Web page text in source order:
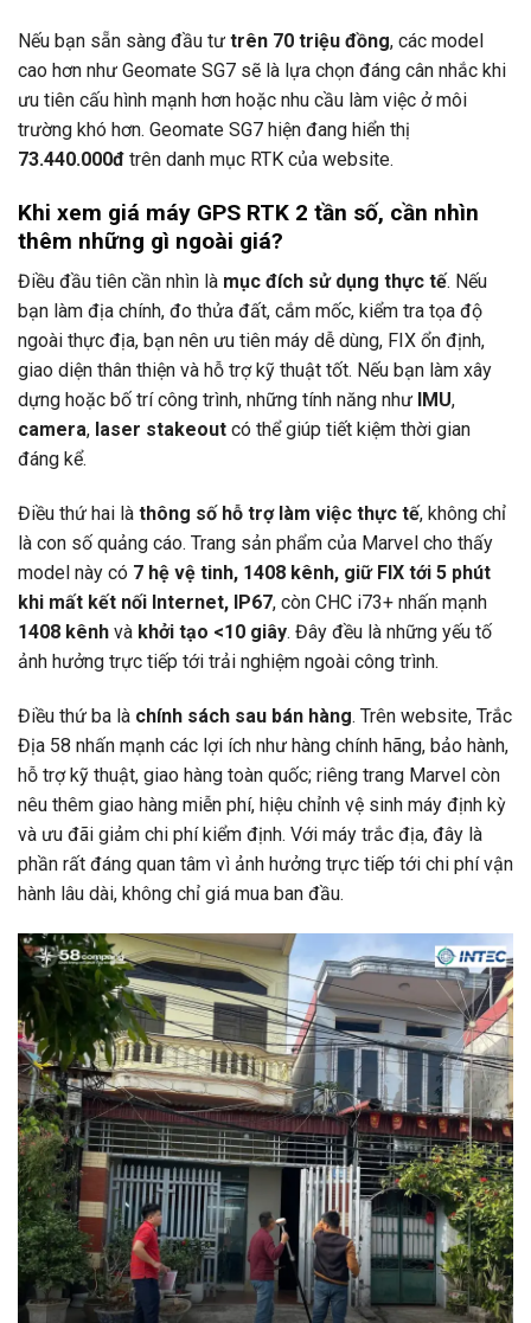
Nếu bạn sẵn sàng đầu tư trên 70 triệu đồng, các model
cao hơn như Geomate SG7 sẽ là lựa chọn đáng cân nhắc khi
ưu tiên cấu hình mạnh hơn hoặc nhu cầu làm việc ở môi
trường khó hơn. Geomate SG7 hiện đang hiển thị
73.440.000đ trên danh mục RTK của website.
Khi xem giá máy GPS RTK 2 tần số, cần nhìn
thêm những gì ngoài giá?
Điều đầu tiên cần nhìn là mục đích sử dụng thực tế. Nếu
bạn làm địa chính, đo thửa đất, cắm mốc, kiểm tra tọa độ
ngoài thực địa, bạn nên ưu tiên máy dễ dùng, FIX ổn định,
giao diện thân thiện và hỗ trợ kỹ thuật tốt. Nếu bạn làm xây
dựng hoặc bố trí công trình, những tính năng như IMU,
camera, laser stakeout có thể giúp tiết kiệm thời gian
đáng kể.
Điều thứ hai là thông số hỗ trợ làm việc thực tế, không chỉ
là con số quảng cáo. Trang sản phẩm của Marvel cho thấy
model này có 7 hệ vệ tinh, 1408 kênh, giữ FIX tới 5 phút
khi mất kết nối Internet, IP67, còn CHC i73+ nhấn mạnh
1408 kênh và khởi tạo <10 giây. Đây đều là những yếu tố
ảnh hưởng trực tiếp tới trải nghiệm ngoài công trình.
Điều thứ ba là chính sách sau bán hàng. Trên website, Trắc
Địa 58 nhấn mạnh các lợi ích như hàng chính hãng, bảo hành,
hỗ trợ kỹ thuật, giao hàng toàn quốc; riêng trang Marvel còn
nêu thêm giao hàng miễn phí, hiệu chỉnh vệ sinh máy định kỳ
và ưu đãi giảm chi phí kiểm định. Với máy trắc địa, đây là
phần rất đáng quan tâm vì ảnh hưởng trực tiếp tới chi phí vận
hành lâu dài, không chỉ giá mua ban đầu.